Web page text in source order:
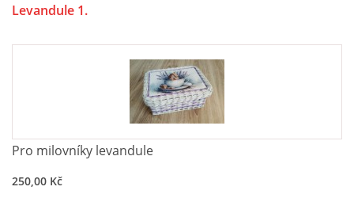
Levandule 1.
Pro milovníky levandule
250,00 Kč